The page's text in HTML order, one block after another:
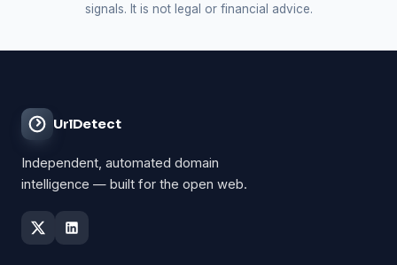
signals. It is not legal or financial advice.
UrlDetect
Independent, automated domain
intelligence — built for the open web.